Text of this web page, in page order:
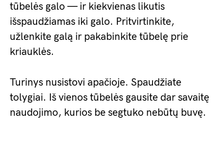
tūbelės galo — ir kiekvienas likutis
išspaudžiamas iki galo. Pritvirtinkite,
užlenkite galą ir pakabinkite tūbelę prie
kriauklės.
Turinys nusistovi apačioje. Spaudžiate
tolygiai. Iš vienos tūbelės gausite dar savaitę
naudojimo, kurios be segtuko nebūtų buvę.